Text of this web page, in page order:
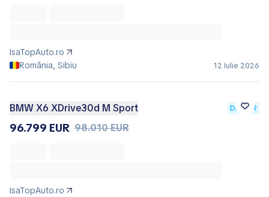
IsaTopAuto.ro
România, Sibiu
12 Iulie 2026
BMW X6 XDrive30d M Sport DEALER
96.799 EUR 98.010 EUR
IsaTopAuto.ro